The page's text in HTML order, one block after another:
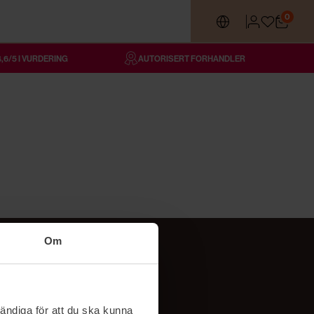
Om
för att du ska kunna
0
5 I VURDERING AUTORISERT FORHANDLER
Følg oss